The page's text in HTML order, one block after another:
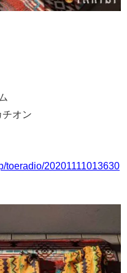
オン
toeradio/20201111013630